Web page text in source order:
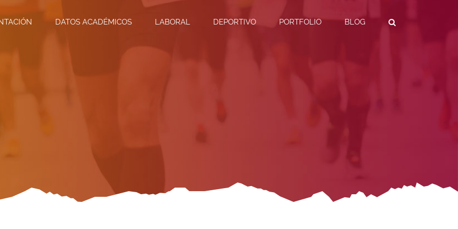
DATOS ACADÉMICOS LABORAL DEPORTIVO PORTFOLIO BLOG